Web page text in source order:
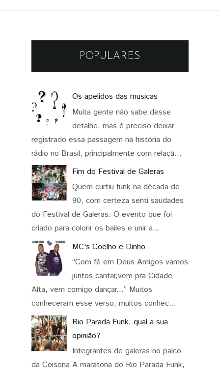
POPULARES
Os apelidos das musicas
Muita gente não sabe desse
detalhe, mas é preciso deixar
registrado essa passagem na história do
rádio no Brasil, principalmente com relaçã...
Fim do Festival de Galeras
Quem curtiu funk na década de
90, com certeza senti saudades
do Festival de Galeras. O evento que foi
criado para colorir os bailes e unir a...
MC's Coelho e Dinho
“Com fé em Deus Amigos vamos
juntos cantar,vem pra Cidade
Alta, vem comigo dançar...” Muitos
conheceram esse verso, muitos conhec...
Rio Parada Funk, qual a sua
opinião?
Integrantes de galeras no palco
da Coisona A maratona do Rio Parada Funk,